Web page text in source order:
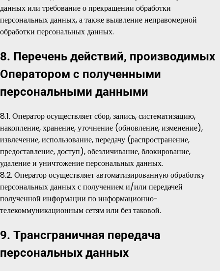
данных или требование о прекращении обработки
персональных данных, а также выявление неправомерной
обработки персональных данных.
8. Перечень действий, производимых
Оператором с полученными
персональными данными
8.1. Оператор осуществляет сбор, запись, систематизацию,
накопление, хранение, уточнение (обновление, изменение),
извлечение, использование, передачу (распространение,
предоставление, доступ), обезличивание, блокирование,
удаление и уничтожение персональных данных.
8.2. Оператор осуществляет автоматизированную обработку
персональных данных с получением и/или передачей
полученной информации по информационно-
телекоммуникационным сетям или без таковой.
9. Трансграничная передача
персональных данных